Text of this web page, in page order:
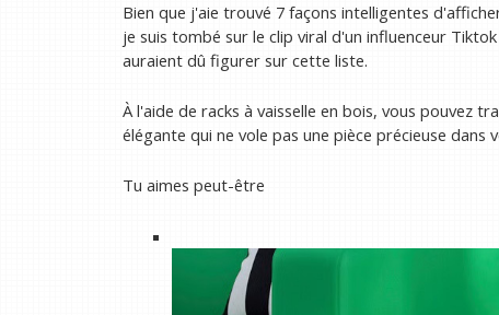
Bien que j'aie trouvé 7 façons intelligentes
je suis tombé sur le clip viral d'un influenceur
auraient dû figurer sur cette liste.
À l'aide de racks à vaisselle en bois, vous pouvez
élégante qui ne vole pas une pièce précieuse dans
Tu aimes peut-être